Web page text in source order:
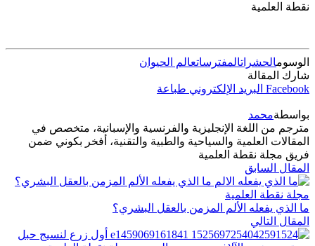
الوسومالحشراتالمفترساتعالم الحيوان
شارك المقالة
Facebook البريد الإلكتروني طباعة
بواسطةمحمد
مترجم من اللغة الإنجليزية والفرنسية والإسبانية، متخصص في
المقالات العلمية والسياحية والطبية والتقنية، أفخر بكوني ضمن
فريق مجلة نقطة العلمية
المقال السابق
ما الذي يفعله الألم المزمن بالعقل البشري؟
المقال التالي